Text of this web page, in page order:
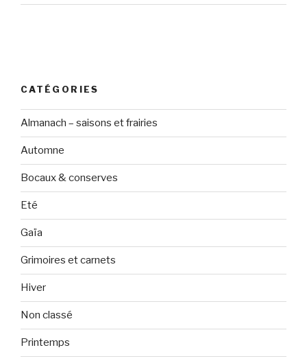
CATÉGORIES
Almanach – saisons et frairies
Automne
Bocaux & conserves
Eté
Gaïa
Grimoires et carnets
Hiver
Non classé
Printemps